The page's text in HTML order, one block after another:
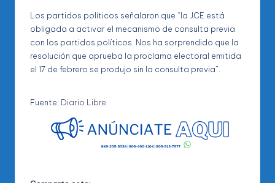
Los partidos políticos señalaron que “la JCE está
obligada a activar el mecanismo de consulta previa
con los partidos políticos. Nos ha sorprendido que la
resolución que aprueba la proclama electoral emitida
el 17 de febrero se produjo sin la consulta previa”.
Fuente: Diario Libre